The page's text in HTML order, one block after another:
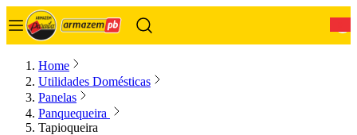
Home
Utilidades Domésticas
Panelas
Panquequeira
Tapioqueira